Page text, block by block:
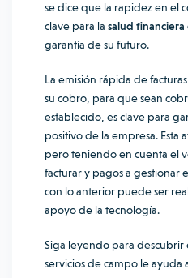
se dice que la rapidez en el
clave para la salud
garantía de su futuro.
La emisión rápida de
su cobro, para que sean
establecido, es clave para
positivo de la empresa. Esta
pero teniendo en cuenta el
facturar y pagos a gestionar
con lo anterior puede ser
apoyo de la tecnología.
Siga leyendo para descubrir
servicios de campo le ayuda